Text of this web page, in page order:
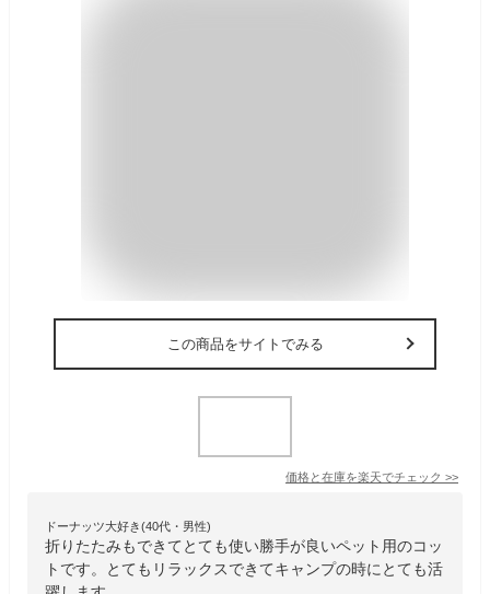
この商品をサイトでみる
価格と在庫を楽天でチェック >>
ドーナッツ大好き(40代・男性)
折りたたみもできてとても使い勝手が良いペット用のコッ
トです。とてもリラックスできてキャンプの時にとても活